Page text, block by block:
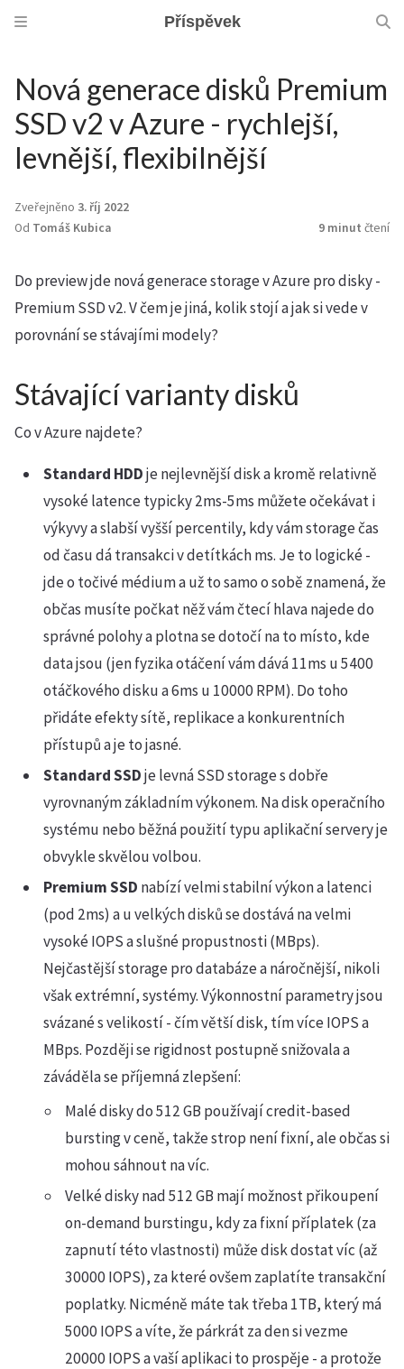
Příspěvek
Nová generace disků Premium
SSD v2 v Azure - rychlejší,
levnější, flexibilnější
Zveřejněno 3. říj 2022
Od Tomáš Kubica 9 minut čtení
Do preview jde nová generace storage v Azure pro disky -
Premium SSD v2. V čem je jiná, kolik stojí a jak si vede v
porovnání se stávajími modely?
Stávající varianty disků
Co v Azure najdete?
Standard HDDje nejlevnější disk a kromě relativně
vysoké latence typicky 2ms-5ms můžete očekávat i
výkyvy a slabší vyšší percentily, kdy vám storage čas
od času dá transakci v detítkách ms. Je to logické -
jde o točivé médium a už to samo o sobě znamená, že
občas musíte počkat něž vám čtecí hlava najede do
správné polohy a plotna se dotočí na to místo, kde
data jsou (jen fyzika otáčení vám dává 11ms u 5400
otáčkového disku a 6ms u 10000 RPM). Do toho
přidáte efekty sítě, replikace a konkurentních
přístupů a je to jasné.
Standard SSDje levná SSD storage s dobře
vyrovnaným základním výkonem. Na disk operačního
systému nebo běžná použití typu aplikační servery je
obvykle skvělou volbou.
Premium SSD nabízí velmi stabilní výkon a latenci
(pod 2ms) a u velkých disků se dostává na velmi
vysoké IOPS a slušné propustnosti (MBps).
Nejčastější storage pro databáze a náročnější, nikoli
však extrémní, systémy. Výkonnostní parametry jsou
svázané s velikostí - čím větší disk, tím více IOPS a
MBps. Později se rigidnost postupně snižovala a
záváděla se příjemná zlepšení:
Malé disky do 512 GB používají credit-based
bursting v ceně, takže strop není fixní, ale občas si
mohou sáhnout na víc.
Velké disky nad 512 GB mají možnost přikoupení
on-demand burstingu, kdy za fixní příplatek (za
zapnutí této vlastnosti) může disk dostat víc (až
30000 IOPS), za které ovšem zaplatíte transakční
poplatky. Nicméně máte tak třeba 1TB, který má
5000 IOPS a víte, že párkrát za den si vezme
20000 IOPS a vaší aplikaci to prospěje - a protože